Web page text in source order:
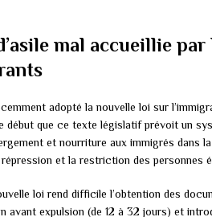
mal accueillie
adopté la nouvelle loi sur
début que ce texte législatif prévoit un
et nourriture aux immigrés dans
et la restriction des personnes
loi rend difficile l’obtention des
avant expulsion (de 12 à 32 jours) et